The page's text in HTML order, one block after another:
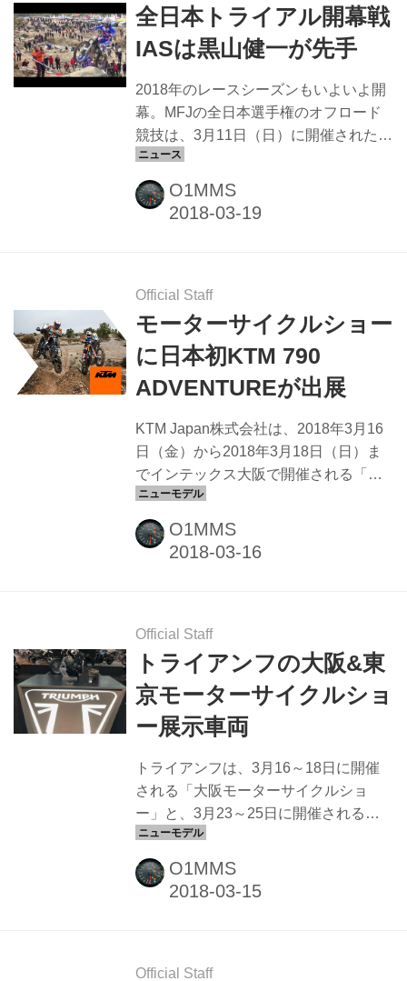
プしています。 昨年の全日本モトクロ
ス選手権では、各会場で展示テントを
設け実車を紹介していたので、見かけ
日本モトクロス選手権の会場で体験走
行会が開催されます。 （第3戦を除く
全戦） 「ヨツバモト」とは？ 「ヨツバ
全日本トライアル開幕戦
IASは黒山健一が先手
2018年のレースシーズンもいよいよ開
幕。MFJの全日本選手権のオフロード
競技は、3月11日（日）に開催された全
日本トライアル選手権から幕を開けま
した。 全日本トライアル選手権の開幕
戦の舞台は茨城県の真壁トライアルラ
選手権第1戦関東大会 国際A級スーパー
クラスは、黒山健一選手が優勝。昨シ
ーズンに続いて開幕戦を優勝で飾りま
した。 2位は小川友幸選手、3位は野崎
史高選手と昨年の上位ランカーが定位
トライアル選手権 第1戦 国際A級スーパ
ークラス ...
O1MMS
Official Staff
モーターサイクルショー
に日本初KTM 790
ADVENTUREが出展
KTM Japan株式会社は、2018年3月16
日（金）から2018年3月18日（日）ま
でインテックス大阪で開催される「第
34回大阪モーターサイクルショー」お
よび、2018年3月23日（金）から2018
年3月25日（日）まで東京ビッグサイト
る「790 DUKE」や、ストリート／オ
フロードモデルの2018年モデルが展示
されます。 また昨年のミラノショーで
も注目されていたコンセプトモデル
「790 ADVENTURE」がいよいよ日本
ドベンチャ...
O1MMS
Official Staff
トライアンフの大阪&東
京モーターサイクルショ
ー展示車両
トライアンフは、3月16～18日に開催
される「大阪モーターサイクルショ
ー」と、3月23～25日に開催される
「東京モーターサイクルショー」に出
展する車両を発表しました。 2018年初
春に発売となるボンネビル・スピード
ランブラーを展示します。 トライアン
O1MMS
Official Staff